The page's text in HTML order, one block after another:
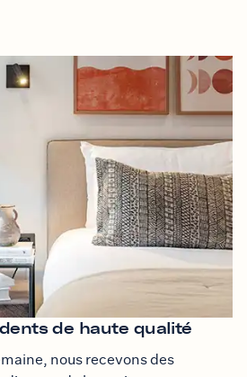
de haute qualité
nous recevons des